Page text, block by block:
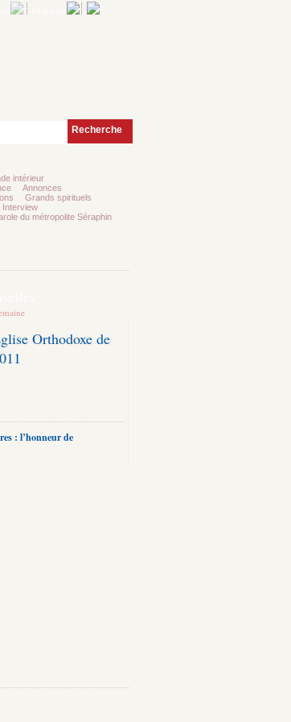
Recherche
intérieur
Annonces
Grands spirituels
Interview
du métropolite Séraphin
Orthodoxe de
: l’honneur de